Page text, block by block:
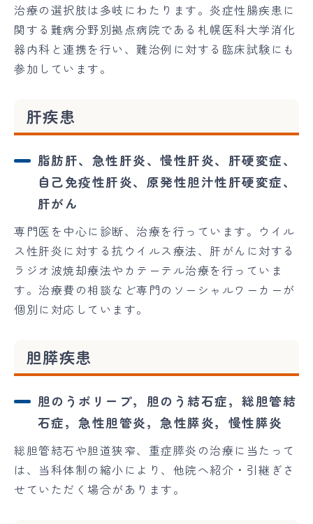
治療の選択肢は多岐にわたります。炎症性腸疾患に
関する難病分野別拠点病院である札幌医科大学消化
器内科と連携を行い、難治例に対する臨床試験にも
参加しています。
肝疾患
脂肪肝、急性肝炎、慢性肝炎、肝硬変症、
自己免疫性肝炎、原発性胆汁性肝硬変症、
肝がん
専門医を中心に診断、治療を行っています。ウイル
ス性肝炎に対する抗ウイルス療法、肝がんに対する
ラジオ波焼却療法やカテーテル治療を行っていま
す。治療費の相談など専門のソーシャルワーカーが
個別に対応しています。
胆膵疾患
胆のうポリープ，胆のう結石症，総胆管結
石症，急性胆管炎，急性膵炎，慢性膵炎
総胆管結石や胆道狭窄、重症膵炎の治療に当たって
は、当科体制の縮小により、他院へ紹介・引継ぎさ
せていただく場合があります。